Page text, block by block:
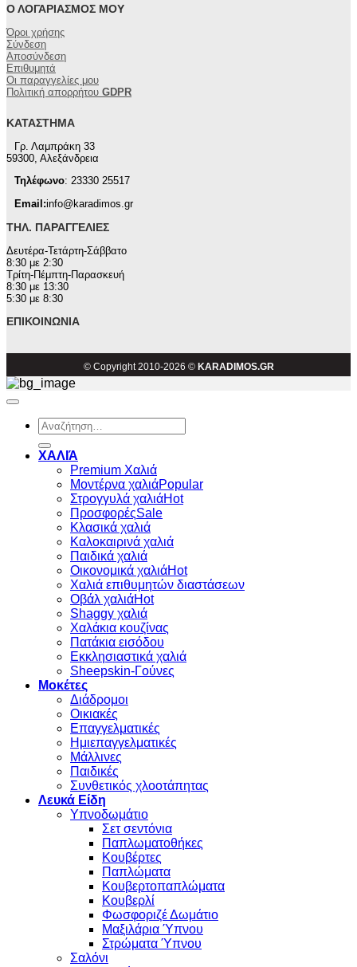
Ο ΛΟΓΑΡΙΑΣΜΌΣ ΜΟΥ
Όροι χρήσης
Σύνδεση
Αποσύνδεση
Επιθυμητά
Οι παραγγελίες μου
Πολιτική απορρήτου GDPR
ΚΑΤΆΣΤΗΜΑ
Γρ. Λαμπράκη 33
59300, Αλεξάνδρεια
Τηλέφωνο: 23330 25517
Email:info@karadimos.gr
ΤΗΛ. ΠΑΡΑΓΓΕΛΊΕΣ
Δευτέρα-Τετάρτη-Σάββατο
8:30 με 2:30
Τρίτη-Πέμπτη-Παρασκευή
8:30 με 13:30
5:30 με 8:30
ΕΠΙΚΟΙΝΩΝΊΑ
© Copyright 2010-2026 © KARADIMOS.GR
Αναζήτηση
για:
ΧΑΛΙΆ
Premium Χαλιά
Μοντέρνα χαλιά
Στρογγυλά χαλιά
Προσφορές
Κλασικά χαλιά
Καλοκαιρινά χαλιά
Παιδικά χαλιά
Οικονομικά χαλιά
Χαλιά επιθυμητών διαστάσεων
Οβάλ χαλιά
Shaggy χαλιά
Χαλάκια κουζίνας
Πατάκια εισόδου
Εκκλησιαστικά χαλιά
Sheepskin-Γούνες
Μοκέτες
Διάδρομοι
Οικιακές
Επαγγελματικές
Ημιεπαγγελματικές
Μάλλινες
Παιδικές
Συνθετικός χλοοτάπητας
Λευκά Είδη
Υπνοδωμάτιο
Σετ σεντόνια
Παπλωματοθήκες
Κουβέρτες
Παπλώματα
Κουβερτοπαπλώματα
Κουβερλί
Φωσφοριζέ Δωμάτιο
Μαξιλάρια Ύπνου
Στρώματα Ύπνου
Σαλόνι